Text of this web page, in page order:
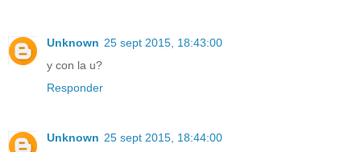
Unknown 25 sept 2015, 18:43:00
y con la u?
Responder
Unknown 25 sept 2015, 18:44:00